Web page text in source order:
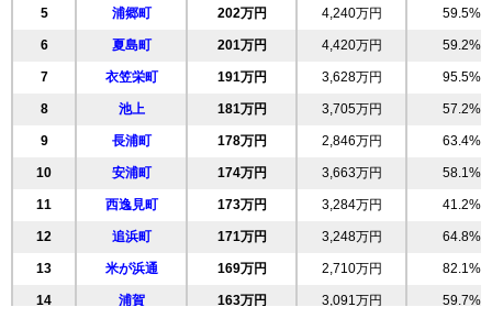
よこすか四季の街パークヒルズ光の丘1番館
住所 神奈川県横須賀市池田町1丁目
交通 京急大津駅（8分）、新大津駅（12分）
2,210万円～2,410万円
(29.5万円/㎡~32.1万円/㎡)
マンションナビで
無料一括査定をする
5 浦郷町 202万円 4,240万円 59.5%
6 夏島町 201万円 4,420万円 59.2%
7 衣笠栄町 191万円 3,628万円 95.5%
8 池上 181万円 3,705万円 57.2%
9 長浦町 178万円 2,846万円 63.4%
10 安浦町 174万円 3,663万円 58.1%
11 西逸見町 173万円 3,284万円 41.2%
12 追浜町 171万円 3,248万円 64.8%
13 米が浜通 169万円 2,710万円 82.1%
14 浦賀 163万円 3,091万円 59.7%